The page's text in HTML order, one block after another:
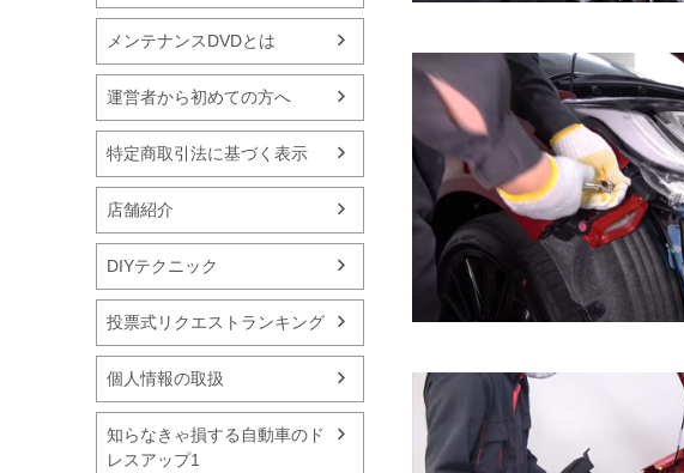
メンテナンスDVDとは
運営者から初めての方へ
特定商取引法に基づく表示
店舗紹介
DIYテクニック
投票式リクエストランキング
個人情報の取扱
知らなきゃ損する自動車のド
レスアップ1